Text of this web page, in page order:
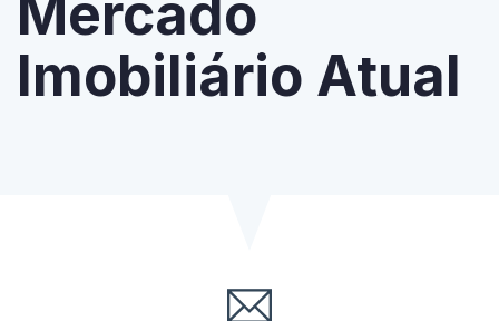
Mercado
Imobiliário Atual